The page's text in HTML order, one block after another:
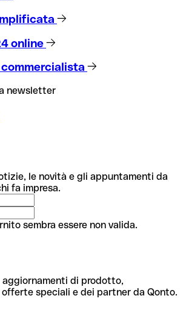
online
newsletter
le novità e gli appuntamenti da
fa impresa.
sembra essere non valida.
aggiornamenti di prodotto,
speciali e dei partner da Qonto.